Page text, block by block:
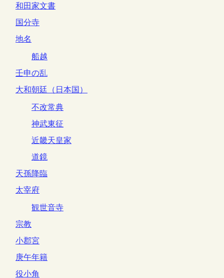
和田家文書
国分寺
地名
船越
壬申の乱
大和朝廷（日本国）
不改常典
神武東征
近畿天皇家
道鏡
天孫降臨
太宰府
観世音寺
宗教
小郡宮
庚午年籍
役小角